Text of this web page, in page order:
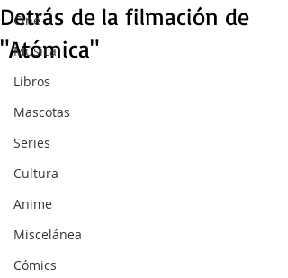
Cine
Música
Libros
Mascotas
Series
Cultura
Anime
Miscelánea
Cómics
Detrás de la filmación de
"Atómica"